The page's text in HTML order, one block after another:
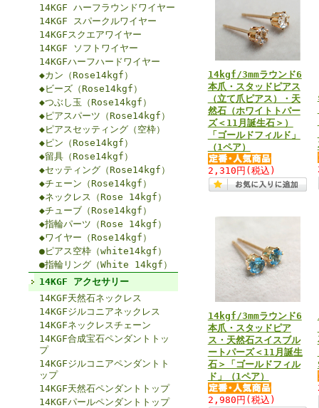
14KGF ハーフラウンドワイヤー
14KGF スパークルワイヤー
14KGFスクエアワイヤー
14KGF ソフトワイヤー
14KGFハーフハードワイヤー
◆カン（Rose14kgf）
◆ビーズ（Rose14kgf）
◆つぶし玉（Rose14kgf）
◆ピアスパーツ（Rose14kgf）
◆ピアスセッティング（空枠）
◆ピン（Rose14kgf）
◆留具（Rose14kgf）
◆セッティング（Rose14kgf）
◆チェーン（Rose14kgf）
◆ネックレス（Rose 14kgf）
◆チューブ（Rose14kgf）
◆指輪パーツ（Rose 14kgf）
◆ワイヤー（Rose14kgf）
●ピアス空枠（white14kgf）
●指輪リング（White 14kgf）
14KGF アクセサリー
14KGF天然石ネックレス
14KGFジルコニアネックレス
14KGFネックレスチェーン
14KGF合成宝石ペンダントトッ
プ
14KGFジルコニアペンダントト
ップ
14KGF天然石ペンダントトップ
14KGFパールペンダントトップ
14kgf/3mmラウンド6
本爪・スタッドピアス
（立て爪ピアス）・天
然石（ホワイトトパー
ズ＜11月誕生石＞）
「ゴールドフィルド」
（1ペア）
2,310円 (税込)
14kgf/3mmラウンド6
本爪・スタッドピア
ス・天然石スイスブル
ートパーズ＜11月誕生
石＞「ゴールドフィル
ド」（1ペア）
2,980円 (税込)